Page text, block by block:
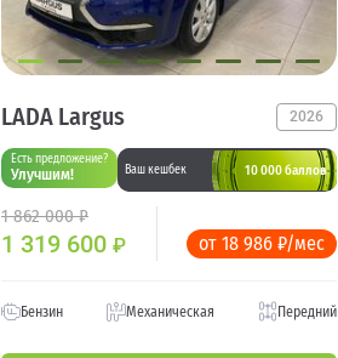
LADA Largus 2026
Есть предложение?
Улучшим! Ваш кешбек 10 000 баллов
1 862 000 ₽
1 319 600 ₽ от 18 986 ₽/мес
Бензин Механическая Передний